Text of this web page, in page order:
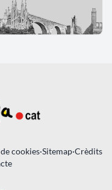
cookies·Sitemap·Crèdits